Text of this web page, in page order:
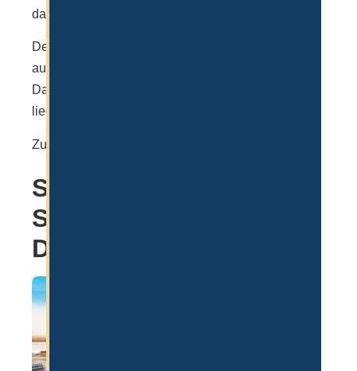
das Wohlbefinden der Schüler ausgezeichnet.
Der Campus bietet auch hier wieder einiges und
auch die Sportmöglichkeiten sind sehr vielfältig.
Das kostet auch einiges, denn die Jahresgebühr
liegt bei 70.000-90.000 AED.
Zur Schule:
Swiss International
Scientific School in
Dubai (SISD)